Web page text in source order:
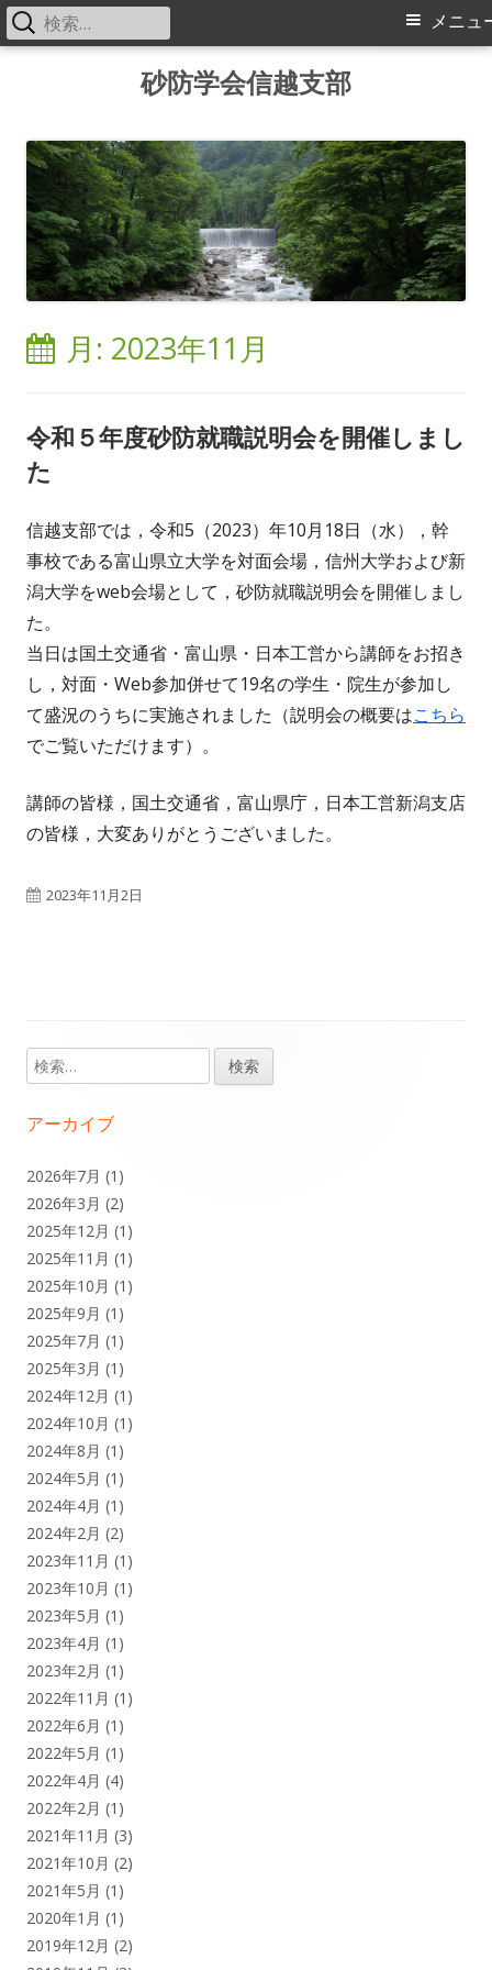
砂防学会信越支部
メ
メニュ
検
索:
月: 2023年11月
令和５年度砂防就職説明会を開催しまし
た
信越支部では，令和5（2023）年10月18日（水），幹
事校である富山県立大学を対面会場，信州大学および新
潟大学をweb会場として，砂防就職説明会を開催しまし
た。
当日は国土交通省・富山県・日本工営から講師をお招き
し，対面・Web参加併せて19名の学生・院生が参加し
て盛況のうちに実施されました（説明会の概要はこちら
でご覧いただけます）。
講師の皆様，国土交通省，富山県庁，日本工営新潟支店
の皆様，大変ありがとうございました。
公
2023年11月2日
メ
イ
ン
サ
イ
ド
バ
ー
検
索:
アーカイブ
2026年7月 (1)
2026年3月 (2)
2025年12月 (1)
2025年11月 (1)
2025年10月 (1)
2025年9月 (1)
2025年7月 (1)
2025年3月 (1)
2024年12月 (1)
2024年10月 (1)
2024年8月 (1)
2024年5月 (1)
2024年4月 (1)
2024年2月 (2)
2023年11月 (1)
2023年10月 (1)
2023年5月 (1)
2023年4月 (1)
2023年2月 (1)
2022年11月 (1)
2022年6月 (1)
2022年5月 (1)
2022年4月 (4)
2022年2月 (1)
2021年11月 (3)
2021年10月 (2)
2021年5月 (1)
2020年1月 (1)
2019年12月 (2)